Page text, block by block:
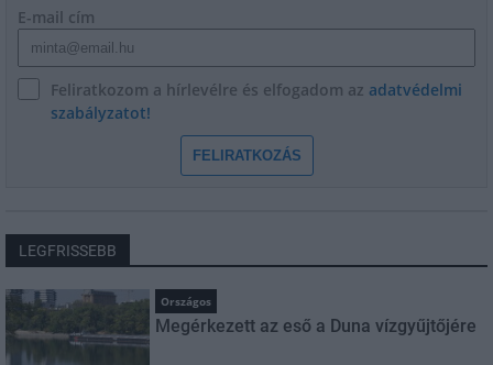
E-mail cím
Feliratkozom a hírlevélre és elfogadom az adatvédelmi
szabályzatot!
FELIRATKOZÁS
LEGFRISSEBB
Országos
Megérkezett az eső a Duna vízgyűjtőjére